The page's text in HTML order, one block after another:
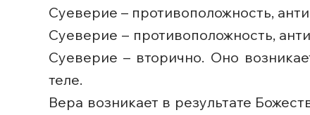
Суеверие – противоположность,
Суеверие – противоположность,
Суеверие – вторично. Оно
теле.
Вера возникает в результате